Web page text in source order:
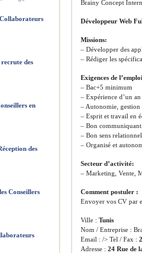
Brainy Concept
Développeur Web
Missions:
– Développer des
– Rédiger les
Exigences de
– Bac+5 minimum
– Expérience d’un
– Autonomie,
– Esprit et travail en
– Bon
– Bon sens relationnel
– Organisé et
Secteur d’activité:
– Marketing, Vente,
Comment postuler :
Envoyer vos CV par
Ville :Tunis
Nom / Entreprise :
Email : /> Tel / Fax :
Adresse :24 Rue de
des
en
des
Conseillers